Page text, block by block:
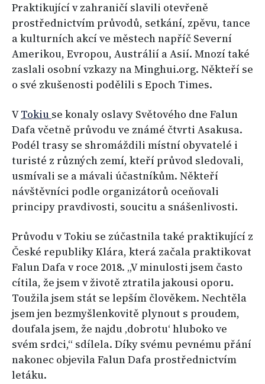
Praktikující v zahraničí slavili otevřeně
prostřednictvím průvodů, setkání, zpěvu, tance
a kulturních akcí ve městech napříč Severní
Amerikou, Evropou, Austrálií a Asií. Mnozí také
zaslali osobní vzkazy na Minghui.org. Někteří se
o své zkušenosti podělili s Epoch Times.
VTokiu se konaly oslavy Světového dne Falun
Dafa včetně průvodu ve známé čtvrti Asakusa.
Podél trasy se shromáždili místní obyvatelé i
turisté z různých zemí, kteří průvod sledovali,
usmívali se a mávali účastníkům. Někteří
návštěvníci podle organizátorů oceňovali
principy pravdivosti, soucitu a snášenlivosti.
Průvodu v Tokiu se zúčastnila také praktikující z
České republiky Klára, která začala praktikovat
Falun Dafa v roce 2018. „V minulosti jsem často
cítila, že jsem v životě ztratila jakousi oporu.
Toužila jsem stát se lepším člověkem. Nechtěla
jsem jen bezmyšlenkovitě plynout s proudem,
doufala jsem, že najdu ‚dobrotu‘ hluboko ve
svém srdci,“ sdílela. Díky svému pevnému přání
nakonec objevila Falun Dafa prostřednictvím
letáku.